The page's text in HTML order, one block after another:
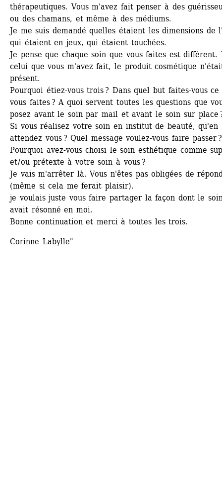
thérapeutiques. Vous m'avez fait penser à des
ou des chamans, et même à des médiums.
Je me suis demandé quelles étaient les dimensions de
qui étaient en jeux, qui étaient touchées.
Je pense que chaque soin que vous faites est différent.
celui que vous m'avez fait, le produit cosmétique
présent.
Pourquoi étiez-vous trois ? Dans quel but faites-vous ce
vous faites ? A quoi servent toutes les questions que
posez avant le soin par mail et avant le soin sur place
Si vous réalisez votre soin en institut de beauté, qu'en
attendez vous ? Quel message voulez-vous faire passer ?
Pourquoi avez-vous choisi le soin esthétique comme
et / ou prétexte à votre soin à vous ?
Je vais m'arrêter là. Vous n'êtes pas obligées de
(même si cela me ferait plaisir).
je voulais juste vous faire partager la façon dont le
avait résonné en moi.
Bonne continuation et merci à toutes les trois.
Corinne Labylle"